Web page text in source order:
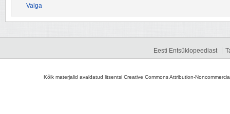
Valga
Eesti Entsüklopeediast
Kõik materjalid avaldatud litsentsi Creative Commons Attribution-